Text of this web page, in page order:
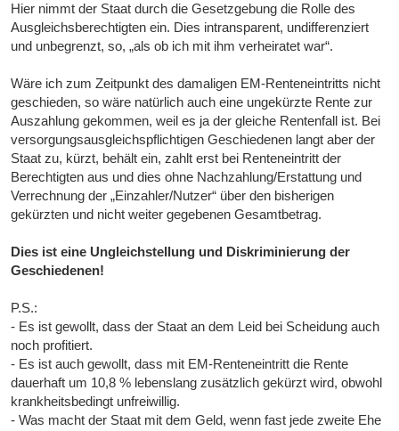
Hier nimmt der Staat durch die Gesetzgebung die Rolle des
Ausgleichsberechtigten ein. Dies intransparent, undifferenziert
und unbegrenzt, so, „als ob ich mit ihm verheiratet war“.
Wäre ich zum Zeitpunkt des damaligen EM-Renteneintritts nicht
geschieden, so wäre natürlich auch eine ungekürzte Rente zur
Auszahlung gekommen, weil es ja der gleiche Rentenfall ist. Bei
versorgungsausgleichspflichtigen Geschiedenen langt aber der
Staat zu, kürzt, behält ein, zahlt erst bei Renteneintritt der
Berechtigten aus und dies ohne Nachzahlung/Erstattung und
Verrechnung der „Einzahler/Nutzer“ über den bisherigen
gekürzten und nicht weiter gegebenen Gesamtbetrag.
Dies ist eine Ungleichstellung und Diskriminierung der
Geschiedenen!
P.S.:
- Es ist gewollt, dass der Staat an dem Leid bei Scheidung auch
noch profitiert.
- Es ist auch gewollt, dass mit EM-Renteneintritt die Rente
dauerhaft um 10,8 % lebenslang zusätzlich gekürzt wird, obwohl
krankheitsbedingt unfreiwillig.
- Was macht der Staat mit dem Geld, wenn fast jede zweite Ehe